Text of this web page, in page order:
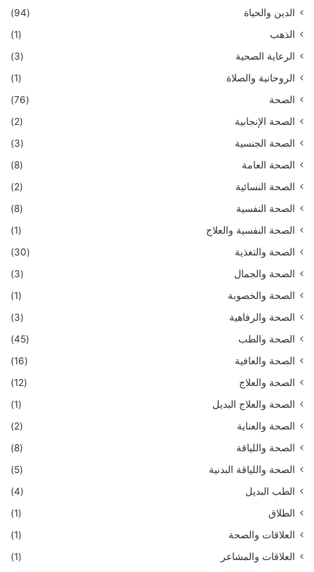
الدين والحياة
(94)
الذهب
(1)
الرعاية الصحية
(3)
الروحانية والصلاة
(1)
الصحة
(76)
الصحة الإنجابية
(2)
الصحة الجنسية
(3)
الصحة العامة
(8)
الصحة النسائية
(2)
الصحة النفسية
(8)
الصحة النفسية والعلاج
(1)
الصحة والتغذية
(30)
الصحة والجمال
(3)
الصحة والخصوبة
(1)
الصحة والرفاهية
(3)
الصحة والطب
(45)
الصحة والعافية
(16)
الصحة والعلاج
(12)
الصحة والعلاج البديل
(1)
الصحة والعناية
(2)
الصحة واللياقة
(8)
الصحة واللياقة البدنية
(5)
الطب البديل
(4)
الطلاق
(1)
العلاقات والصحة
(1)
العلاقات والمشاعر
(1)